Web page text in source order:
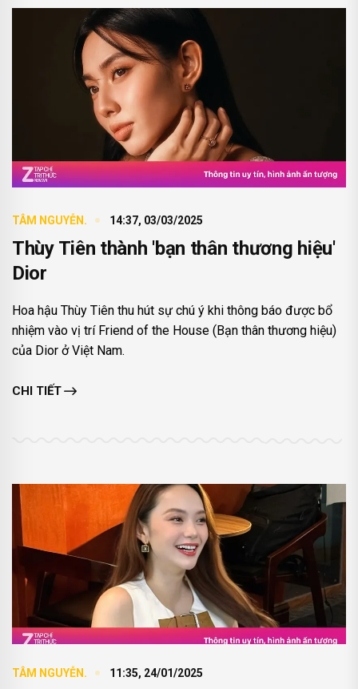
TÂM NGUYỄN. 14:37, 03/03/2025
Thùy Tiên thành 'bạn thân thương hiệu'
Dior
Hoa hậu Thùy Tiên thu hút sự chú ý khi thông báo được bổ
nhiệm vào vị trí Friend of the House (Bạn thân thương hiệu)
của Dior ở Việt Nam.
CHI TIẾT
TÂM NGUYỄN. 11:35, 24/01/2025